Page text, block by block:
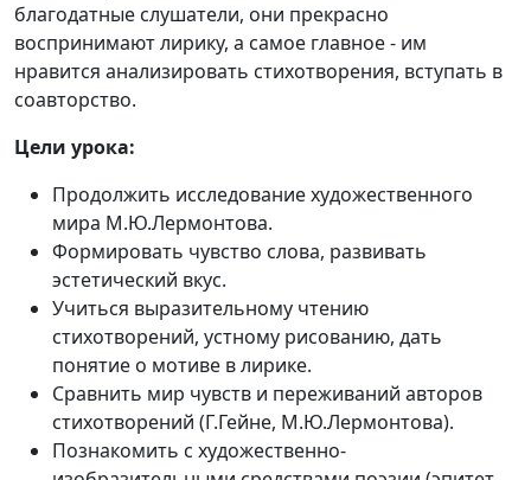
благодатные слушатели, они прекрасно
воспринимают лирику, а самое главное - им
нравится анализировать стихотворения, вступать в
соавторство.
Цели урока:
Продолжить исследование художественного
мира М.Ю.Лермонтова.
Формировать чувство слова, развивать
эстетический вкус.
Учиться выразительному чтению
стихотворений, устному рисованию, дать
понятие о мотиве в лирике.
Сравнить мир чувств и переживаний авторов
стихотворений (Г.Гейне, М.Ю.Лермонтова).
Познакомить с художественно-